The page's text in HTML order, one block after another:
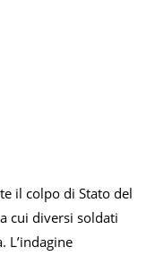
il colpo di Stato del
cui diversi soldati
L’indagine